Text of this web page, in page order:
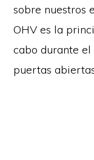
sobre nuestros
OHV es la
cabo durante el
puertas